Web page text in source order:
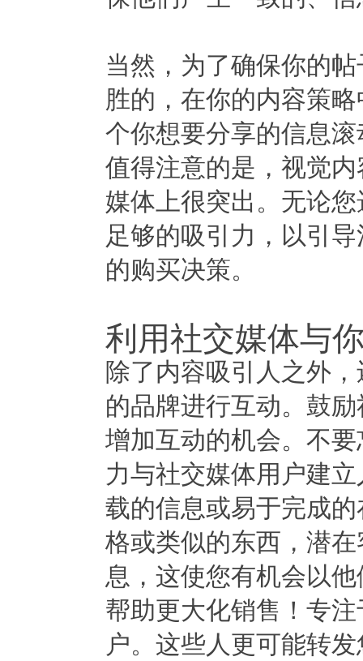
当然，为了确保你的
胜的，在你的内容策
个你想要分享的信息
值得注意的是，视觉
媒体上很突出。无论
足够的吸引力，以引
的购买决策。
利用社交媒体与
除了内容吸引人之外
的品牌进行互动。鼓
增加互动的机会。不
力与社交媒体用户建
载的信息或易于完成
格或类似的东西，潜
息，这使您有机会以
帮助更大化销售！专
户。这些人更可能转